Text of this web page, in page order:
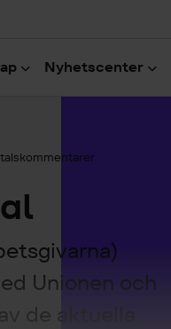
Nyhetscenter
Unionen och
de aktuella